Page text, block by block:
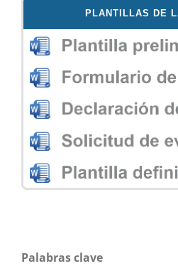
PLANTILLAS DE
Palabras clave